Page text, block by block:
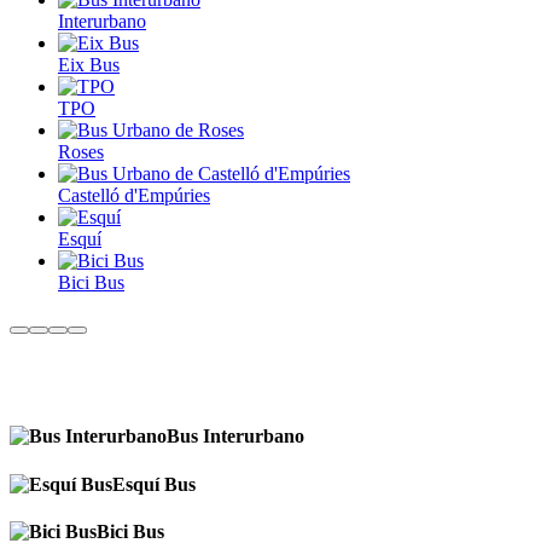
Interurbano
Eix Bus
TPO
Roses
Castelló d'Empúries
Esquí
Bici Bus
Bus Interurbano
Esquí Bus
Bici Bus